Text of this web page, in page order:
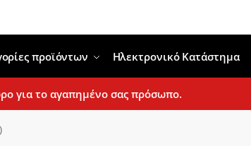
προϊόντων Ηλεκτρονικό Κατάστημα
για το αγαπημένο σας πρόσωπο.